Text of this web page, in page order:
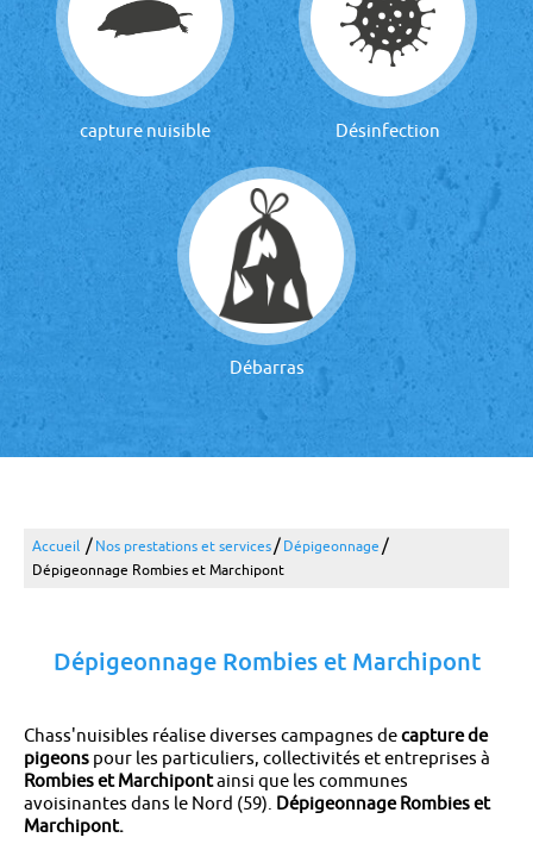
capture nuisible Désinfection
Débarras
Accueil /Nos prestations et services/Dépigeonnage/
Dépigeonnage Rombies et Marchipont
Dépigeonnage Rombies et Marchipont
Chass'nuisibles réalise diverses campagnes decapture de
pigeons pour les particuliers, collectivités et entreprises à
Rombies et Marchipontainsi que les communes
avoisinantes dans le Nord (59). Dépigeonnage Rombies et
Marchipont.